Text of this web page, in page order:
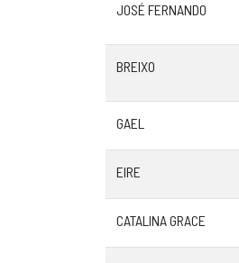
JOSÉ FERNANDO
BREIXO
GAEL
EIRE
CATALINA GRACE